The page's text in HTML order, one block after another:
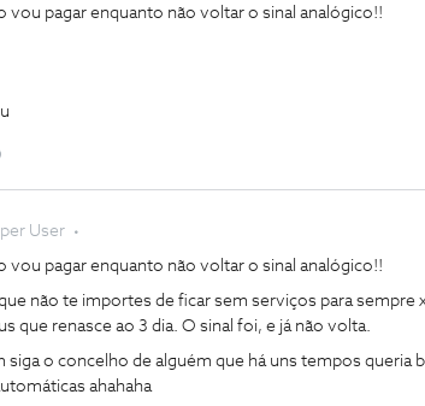
vou pagar enquanto não voltar o sinal analógico!!
User
vou pagar enquanto não voltar o sinal analógico!!
não te importes de ficar sem serviços para sempre
que renasce ao 3 dia. O sinal foi, e já não volta.
siga o concelho de alguém que há uns tempos queria
ahahaha